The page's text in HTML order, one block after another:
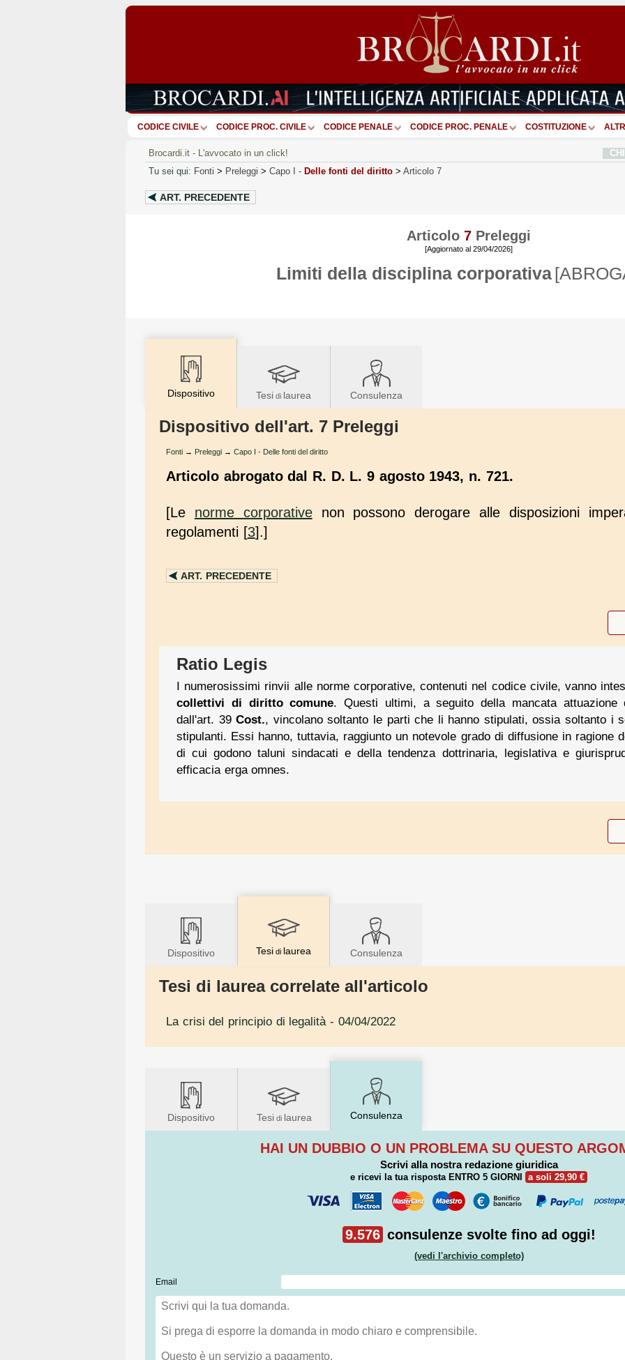
CODICE CIVILE CODICE PROC. CIVILE CODICE PENALE CODICE PROC. PENALE COSTITUZIONE ALTRI
Brocardi.it - L'avvocato in un click!
Tu sei qui: Fonti > Preleggi > Capo I - Delle fonti del diritto > Articolo 7
ART. PRECEDENTE
Articolo 7 Preleggi
[Aggiornato al 29/04/2026]
Limiti della disciplina corporativa
Dispositivo Tesi di laurea Consulenza
Dispositivo dell'art. 7 Preleggi
Fonti → Preleggi → Capo I - Delle fonti del diritto
Articolo abrogato dal R. D. L. 9 agosto 1943, n. 721.
[Le norme corporativenon possono derogare alle disposizioni
regolamenti [3].]
ART. PRECEDENTE
Ratio Legis
I numerosissimi rinvii alle norme corporative, contenuti nel codice civile, vanno
collettivi di diritto comune. Questi ultimi, a seguito della mancata attuazione
dall'art. 39Cost., vincolano soltanto le parti che li hanno stipulati, ossia soltanto i
stipulanti. Essi hanno, tuttavia, raggiunto un notevole grado di diffusione in ragione
di cui godono taluni sindacati e della tendenza dottrinaria, legislativa e
efficacia erga omnes.
Dispositivo Tesi di laurea Consulenza
Tesi di laurea correlate all'articolo
La crisi del principio di legalità - 04/04/2022
Dispositivo Tesidi laurea Consulenza
HAI UN DUBBIO O UN PROBLEMA SU QUESTO
Scrivi alla nostra redazione giuridica
e ricevi la tua risposta ENTRO 5 GIORNI a soli 29,90 €
9.576 consulenze svolte fino ad oggi!
(vedi l'archivio completo)
Email